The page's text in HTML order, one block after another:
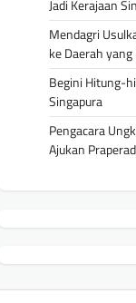
Jadi Kerajaan
Mendagri
ke Daerah
Begini Hitung-
Singapura
Pengacara
Ajukan